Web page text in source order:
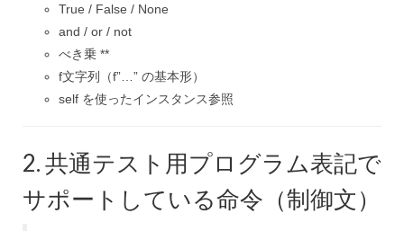
True / False / None
and / or / not
べき乗 **
f文字列（f”…” の基本形）
self を使ったインスタンス参照
2. 共通テスト用プログラム表記で
サポートしている命令（制御文）